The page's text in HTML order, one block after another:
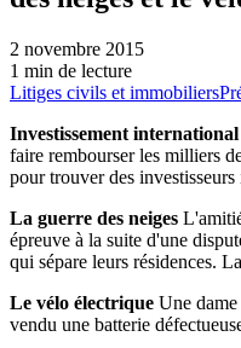
2 novembre 2015
1 min de lecture
Litiges civils et immobiliers
Investissement international
faire rembourser les milliers
pour trouver des
La guerre des neiges
épreuve à la suite d'une
qui sépare leurs résidences.
Le vélo électrique Une
vendu une batterie